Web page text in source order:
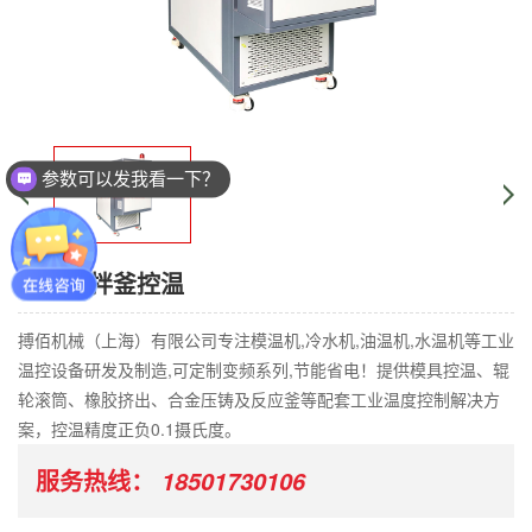
油墨搅拌釜控温
搏佰机械（上海）有限公司专注模温机,冷水机,油温机,水温机等工业
温控设备研发及制造,可定制变频系列,节能省电！提供模具控温、辊
轮滚筒、橡胶挤出、合金压铸及反应釜等配套工业温度控制解决方
案，控温精度正负0.1摄氏度。
服务热线： 18501730106
参数可以发我看一下？